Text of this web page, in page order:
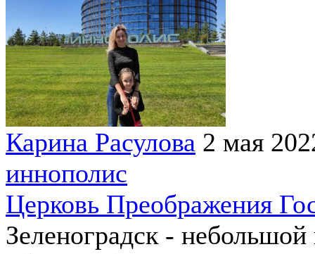
Карина Расулова 2 мая
иннополис
Церковь Преображения
Зеленоградск -